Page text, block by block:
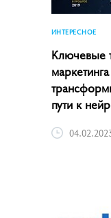
ИНТЕРЕСНОЕ
Ключевые
пути к